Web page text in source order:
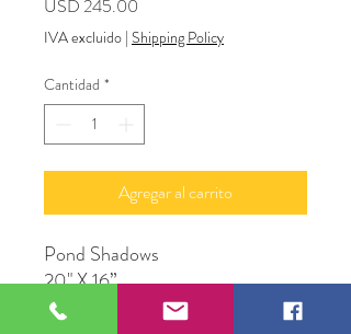
USD 245.00
IVA excluido | Shipping Policy
Cantidad *
Agregar al carrito
Pond Shadows
20" X 16”
Photograph